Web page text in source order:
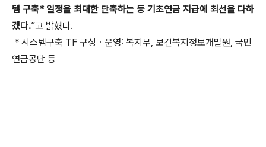
템 구축* 일정을 최대한 단축하는 등 기초연금 지급에 최선을 다하
겠다.”고 밝혔다.
* 시스템구축 TF 구성ㆍ운영: 복지부, 보건복지정보개발원, 국민
연금공단 등